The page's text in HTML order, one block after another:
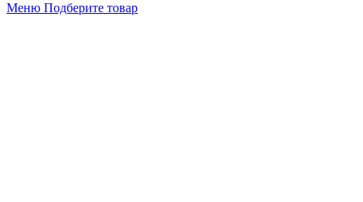
Меню Подберите товар